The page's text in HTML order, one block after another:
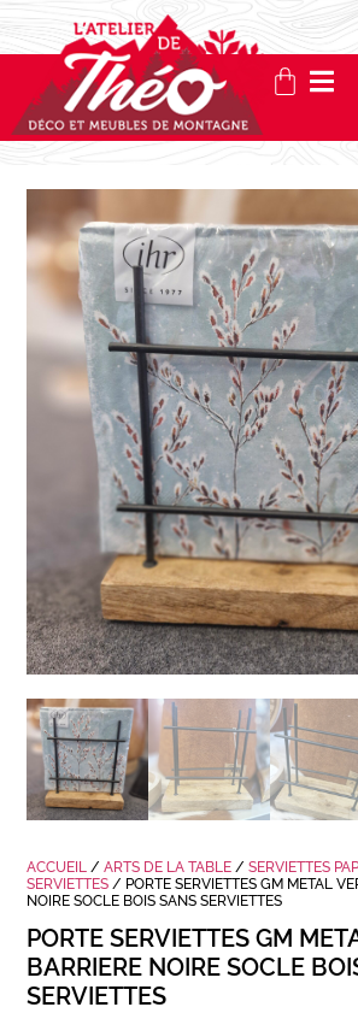
ACCUEIL /ARTS DE LA TABLE /SERVIETTES
SERVIETTES / PORTE SERVIETTES GM METAL
NOIRE SOCLE BOIS SANS SERVIETTES
PORTE SERVIETTES GM
BARRIERE NOIRE SOCLE
SERVIETTES